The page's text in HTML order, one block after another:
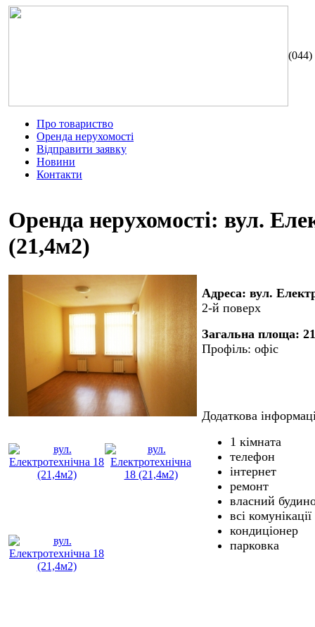
(044)
Про товариство
Оренда нерухомості
Відправити заявку
Новини
Контакти
Оренда нерухомості: вул.
(21,4м2)
Адреса: вул.
2-й поверх
Загальна площа:
Профіль: офіс
Додаткова
1 кімната
телефон
інтернет
ремонт
власний
всі комунікації
кондиціонер
парковка